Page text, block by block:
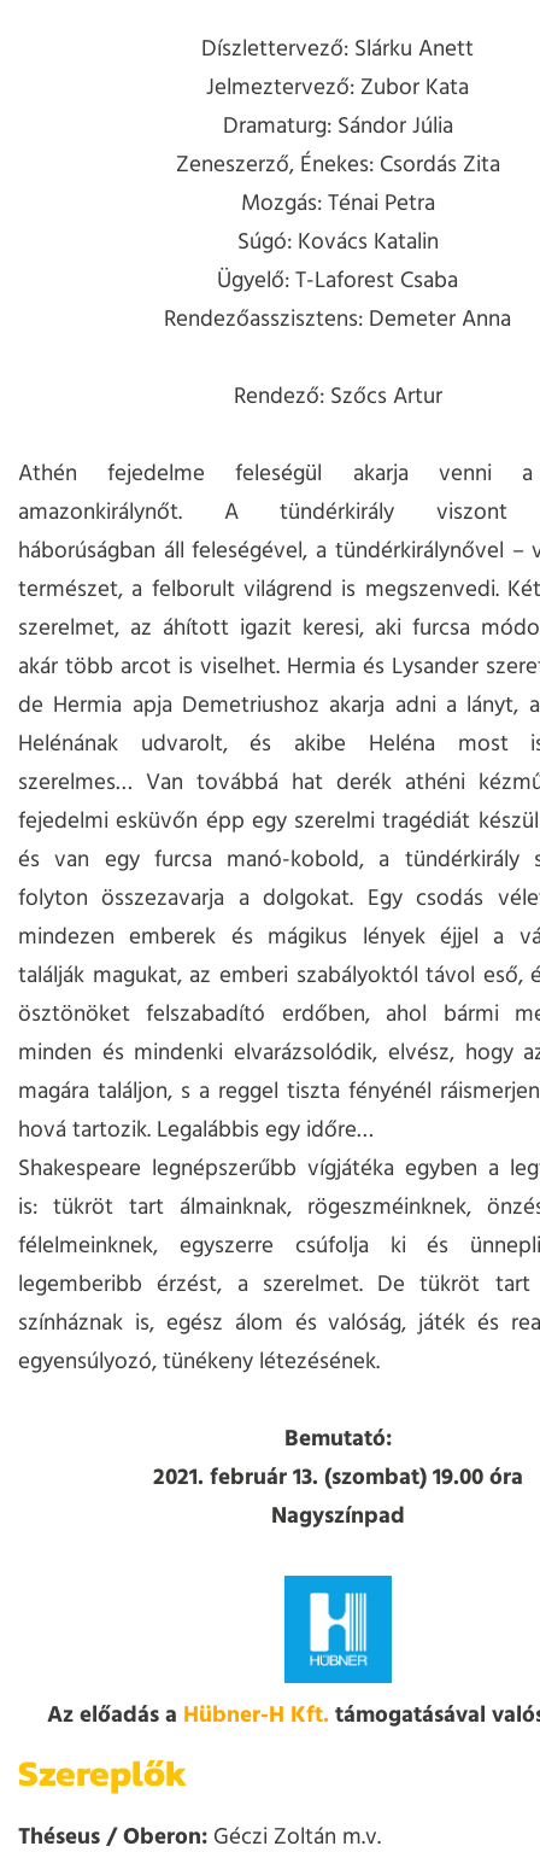
Díszlettervező: Slárku Anett
Jelmeztervező: Zubor Kata
Dramaturg: Sándor Júlia
Zeneszerző, Énekes: Csordás Zita
Mozgás: Ténai Petra
Súgó: Kovács Katalin
Ügyelő: T-Laforest Csaba
Rendezőasszisztens: Demeter Anna
Rendező: Szőcs Artur
Athén fejedelme feleségül akarja venni
amazonkirálynőt. A tündérkirály viszont
háborúságban áll feleségével, a tündérkirálynővel –
természet, a felborult világrend is megszenvedi.
szerelmet, az áhított igazit keresi, aki furcsa
akár több arcot is viselhet. Hermia és Lysander
de Hermia apja Demetriushoz akarja adni a lányt,
Helénának udvarolt, és akibe Heléna most
szerelmes… Van továbbá hat derék athéni
fejedelmi esküvőn épp egy szerelmi tragédiát
és van egy furcsa manó-kobold, a tündérkirály
folyton összezavarja a dolgokat. Egy csodás
mindezen emberek és mágikus lények éjjel a
találják magukat, az emberi szabályoktól távol eső,
ösztönöket felszabadító erdőben, ahol bármi
minden és mindenki elvarázsolódik, elvész, hogy
magára találjon, s a reggel tiszta fényénél
hová tartozik. Legalábbis egy időre…
Shakespeare legnépszerűbb vígjátéka egyben a
is: tükröt tart álmainknak, rögeszméinknek,
félelmeinknek, egyszerre csúfolja ki és
legemberibb érzést, a szerelmet. De tükröt tart
színháznak is, egész álom és valóság, játék és
egyensúlyozó, tünékeny létezésének.
Bemutató:
2021. február 13. (szombat) 19.00 óra
Nagyszínpad
Az előadás a Hübner-H Kft.támogatásával
Szereplők
Théseus / Oberon:Géczi Zoltán m.v.